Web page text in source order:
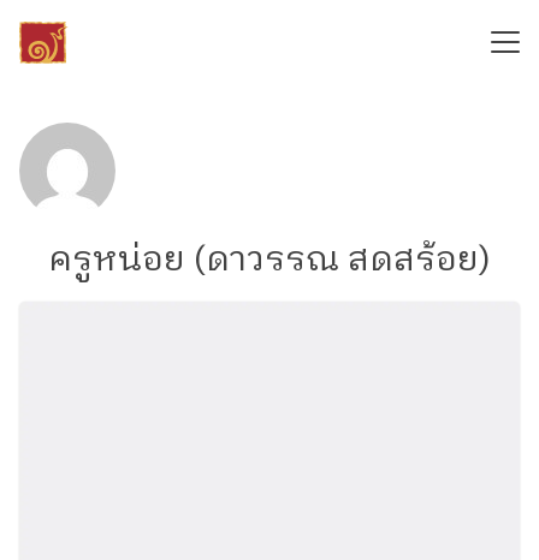
Skip
content
ครูหน่อย (ดาวรรณ สดสร้อย)